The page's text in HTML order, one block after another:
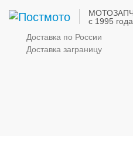
с 1995 года
Доставка по России
Доставка заграницу